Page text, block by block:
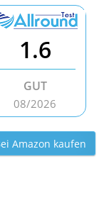
1.6
GUT
08/2026
Amazon kaufen